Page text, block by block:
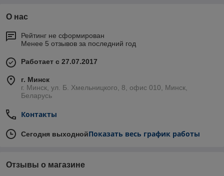
О нас
Рейтинг не сформирован
Менее 5 отзывов за последний год
Работает с 27.07.2017
г. Минск
г. Минск, ул. Б. Хмельницкого, 8, офис 010, Минск,
Беларусь
Контакты
Сегодня выходнойПоказать весь график работы
Отзывы о магазине